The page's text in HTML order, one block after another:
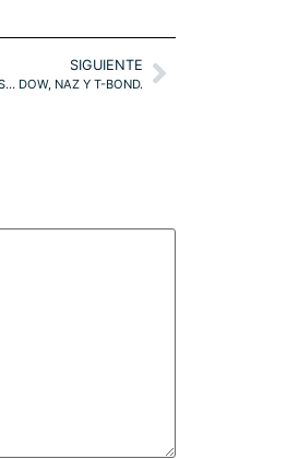
SIGUIENTE
DOW, NAZ Y T-BOND.